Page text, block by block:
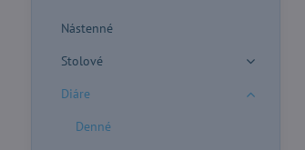
Nástenné
Stolové
Diáre
Denné